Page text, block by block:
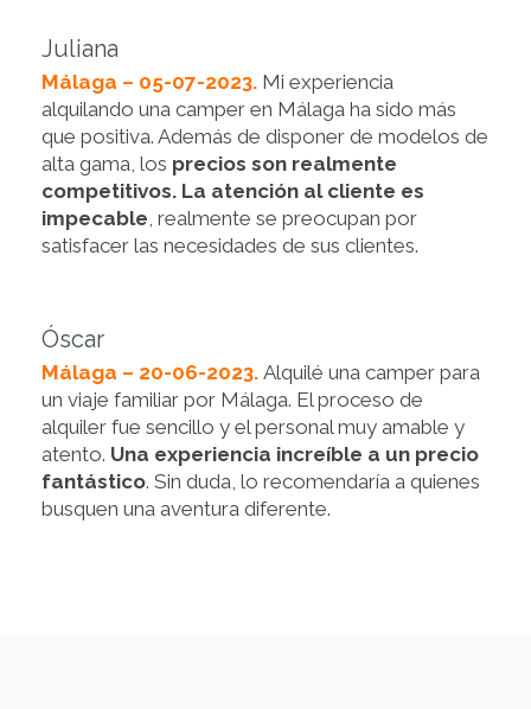
Juliana
Málaga – 05-07-2023. Mi experiencia
alquilando una camper en Málaga ha sido más
que positiva. Además de disponer de modelos de
alta gama, los precios son realmente
competitivos. La atención al cliente es
impecable, realmente se preocupan por
satisfacer las necesidades de sus clientes.
Óscar
Málaga – 20-06-2023. Alquilé una camper para
un viaje familiar por Málaga. El proceso de
alquiler fue sencillo y el personal muy amable y
atento. Una experiencia increíble a un precio
fantástico. Sin duda, lo recomendaría a quienes
busquen una aventura diferente.